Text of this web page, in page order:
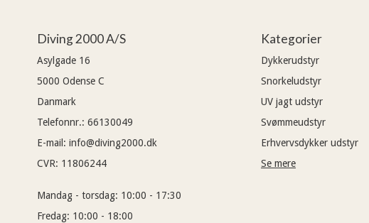
Diving 2000 A/S
Asylgade 16
5000 Odense C
Danmark
Telefonnr.: 66130049
E-mail : info@diving2000.dk
CVR: 11806244
Mandag - torsdag: 10:00 - 17:30
Fredag: 10:00 - 18:00
Kategorier
Dykkerudstyr
Snorkeludstyr
UV jagt udstyr
Svømmeudstyr
Erhvervsdykker udstyr
Se mere